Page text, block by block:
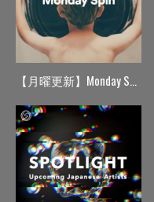
【月曜更新】Monday Spin